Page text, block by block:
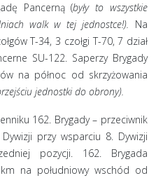
Pancerną (były to wszystkie
walk w tej jednostce!). Na
T-34, 3 czołgi T-70, 7 dział
SU-122. Saperzy Brygady
na północ od skrzyżowania
jednostki do obrony).
162. Brygady – przeciwnik
przy wsparciu 8. Dywizji
pozycji. 162. Brygada
na południowy wschód od